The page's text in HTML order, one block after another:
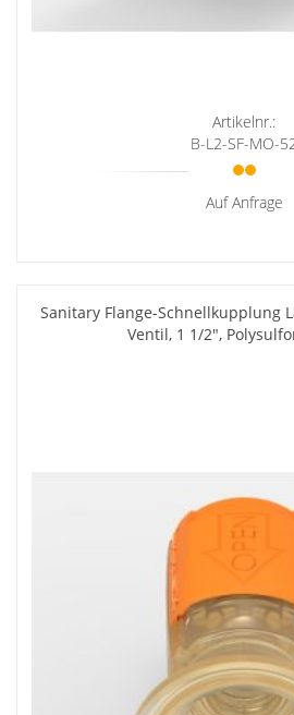
Artikelnr.:
B-L2-SF-MO-
Auf Anfrage
Sanitary Flange-Schnellkupplung
Ventil, 1 1/2",